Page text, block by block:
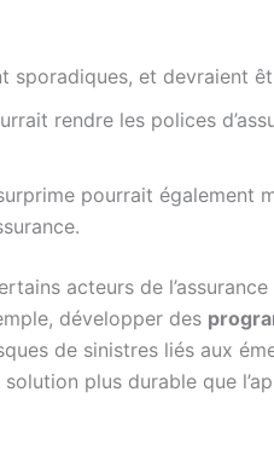
sporadiques, et devraient
rendre les polices
pourrait également
acteurs de
développer des
de sinistres liés aux
plus durable que